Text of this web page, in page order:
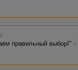
правильный выбор!" -